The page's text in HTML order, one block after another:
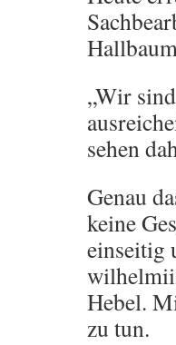
„Wir
sehen
Genau
keine
einseitig
Hebel.
zu tun.